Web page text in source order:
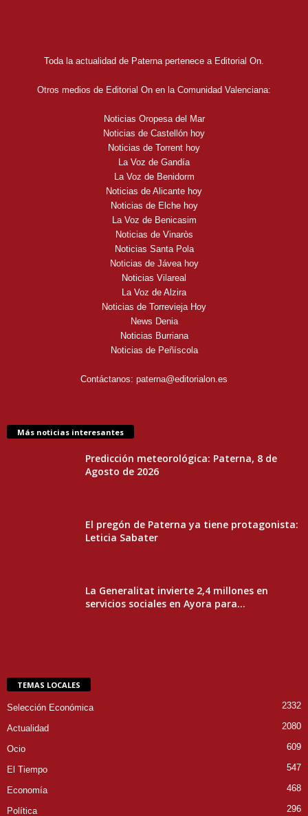
Toda la actualidad de Paterna pertenece a Editorial On.
Otros medios de Editorial On en la Comunidad Valenciana:
Noticias Oropesa del Mar
Noticias de Castellón hoy
Noticias de Torrent hoy
La Voz de Gandía
La Voz de Benidorm
Noticias de Alicante hoy
Noticias de Elche hoy
La Voz de Benicasim
Noticias de Vinaròs
Noticias Santa Pola
Noticias de Jávea hoy
Noticias Vilareal
La Voz de Alzira
Noticias de Torrevieja Hoy
News Denia
Noticias Burriana
Noticias de Peñíscola
Contáctanos: paterna@editorialon.es
Más noticias interesantes
Predicción meteorológica: Paterna, 8 de
Agosto de 2026
El pregón de Paterna ya tiene protagonista:
Leticia Sabater
La Generalitat invierte 2,4 millones en
servicios sociales en Ayora para...
TEMAS LOCALES
Selección Económica 2332
Actualidad 2080
Ocio 609
El Tiempo 547
Economía 468
Política 296